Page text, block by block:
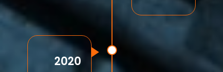
2020